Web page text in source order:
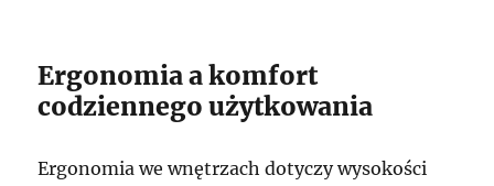
Ergonomia a komfort
codziennego użytkowania
Ergonomia we wnętrzach dotyczy wysokości